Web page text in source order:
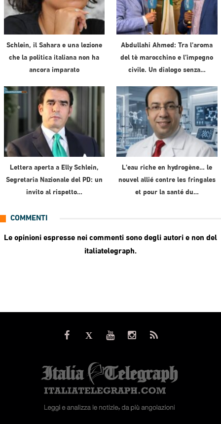
Schlein, il Sahara e una lezione
che la politica italiana non ha
ancora imparato
Abdullahi Ahmed: Tra l’aroma
del tè marocchino e l’impegno
civile. Un dialogo senza…
Lettera aperta a Elly Schlein,
Segretaria Nazionale del PD: un
invito al rispetto…
L’eau riche en hydrogène… le
nouvel allié contre les fringales
et pour la santé du…
COMMENTI
Le opinioni espresse nei commenti sono degli autori e non del
italiatelegraph.